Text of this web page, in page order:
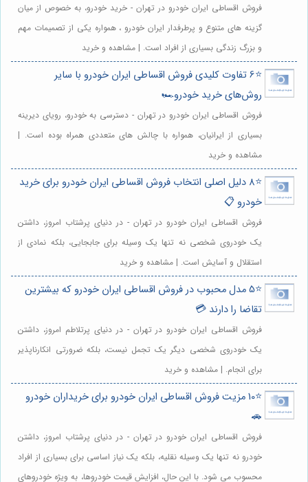
فروش اقساطی ایران خودرو در تهران - خرید خودرو، به خصوص از میان
گزینه های متنوع و پرطرفدار ایران خودرو ، همواره یکی از تصمیمات مهم
و بزرگ زندگی بسیاری از افراد است. | مشاهده و خرید
⭐️6 تفاوت کلیدی فروش اقساطی ایران خودرو با سایر
روش‌های خرید خودرو🏎️
فروش اقساطی ایران خودرو در تهران - دسترسی به خودرو، رویای دیرینه
بسیاری از ایرانیان، همواره با چالش های متعددی همراه بوده است. |
مشاهده و خرید
⭐️8 دلیل اصلی انتخاب فروش اقساطی ایران خودرو برای خرید
خودرو 📋
فروش اقساطی ایران خودرو در تهران - در دنیای پرشتاب امروز، داشتن
یک خودروی شخصی نه تنها یک وسیله برای جابجایی، بلکه نمادی از
استقلال و آسایش است. | مشاهده و خرید
⭐️5 مدل محبوب در فروش اقساطی ایران خودرو که بیشترین
تقاضا را دارند 💳
فروش اقساطی ایران خودرو در تهران - در دنیای پرتلاطم امروز، داشتن
یک خودروی شخصی دیگر یک تجمل نیست، بلکه ضرورتی انکارناپذیر
برای انجام. | مشاهده و خرید
⭐️10 مزیت فروش اقساطی ایران خودرو برای خریداران خودرو
🚗
فروش اقساطی ایران خودرو در تهران - در دنیای پرشتاب امروز، داشتن
خودرو نه تنها یک وسیله نقلیه، بلکه یک نیاز اساسی برای بسیاری از افراد
محسوب می شود. با این حال، افزایش قیمت خودروها، به ویژه خودروهای